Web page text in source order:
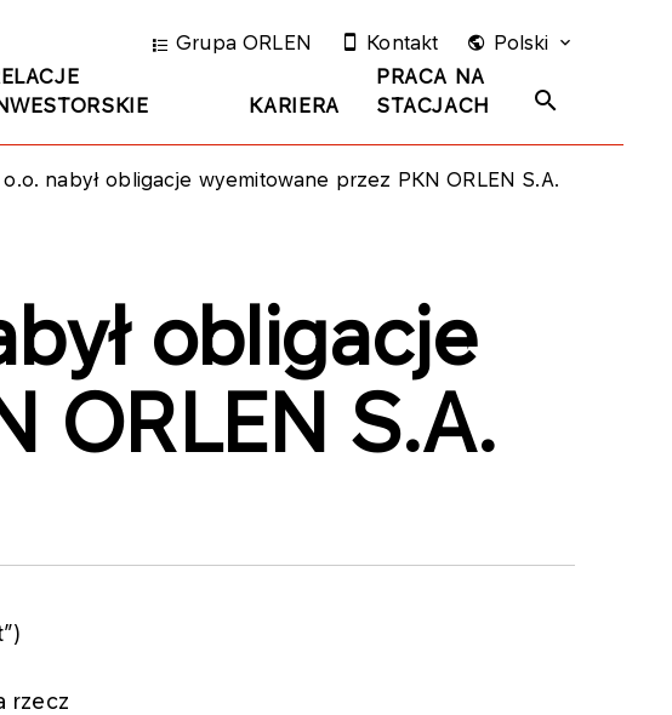
KARIERA
PRACA NA
STACJACH
Grupa ORLEN Kontakt Polski
nabył obligacje wyemitowane przez PKN ORLEN S.A.
obligacje
ORLEN S.A.
rzecz